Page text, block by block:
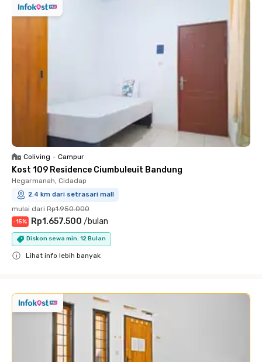
Coliving • Campur
Kost 109 Residence Ciumbuleuit Bandung
Hegarmanah, Cidadap
2.4 km dari setrasari mall
mulai dari Rp1.950.000
-15% Rp1.657.500 /bulan
Diskon sewa min. 12 Bulan
Lihat info lebih banyak